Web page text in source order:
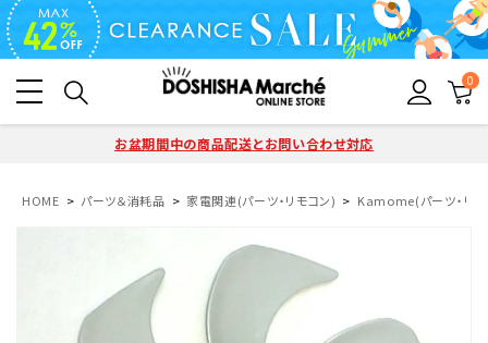
0
お盆期間中の商品配送とお問い合わせ対応
HOME パーツ＆消耗品 家電関連(パーツ・リモコン) Kamome(パーツ・リ